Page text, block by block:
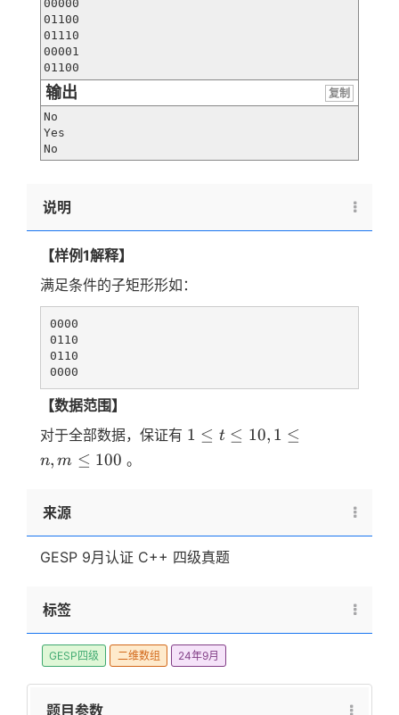
00000
01100
01110
00001
输出
复制
No
Yes
说明
【样例1解释】
满足条件的子矩形形如：
0000
0110
0110
【数据范围】
对于全部数据，保证有 1
n,m
\le
1 ≤ t ≤ 10, 1 ≤
n, m ≤ 100 。
来源
GESP 9月认证 C++ 四级真题
标签
GESP四级 二维数组 24年9月
题目参数